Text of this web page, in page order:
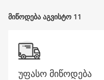
მიწოდება აგვისტო 11
უფასო მიწოდება